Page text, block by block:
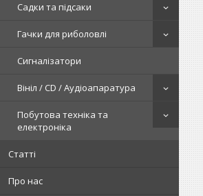
Садки та підсаки
Гачки для риболовлі
Сигналізатори
Вініл / CD / Аудіоапаратура
Побутова техніка та
електроніка
Статті
Про нас